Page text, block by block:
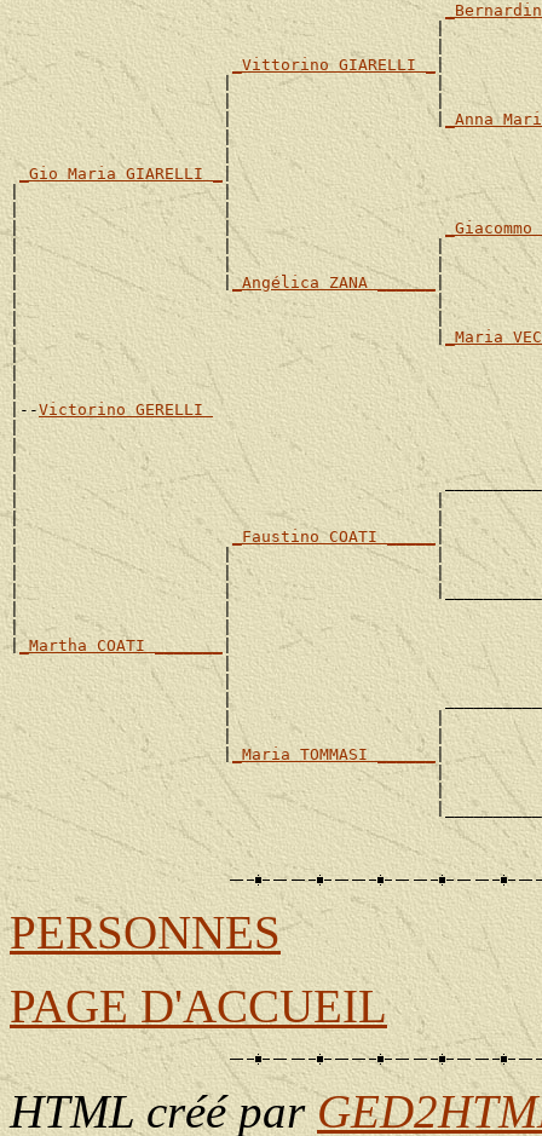
|
_Vittorino GIARELLI _ |
|                     |
|
                      |                     |
_Anna
|
|
_Gio Maria GIARELLI _|
|                     |
|                     |
|                     |
|                     |                     |
|                     |                     |
|                     |
_Angélica ZANA ______
|                                           |
|                                           |
|                                           |
_Maria
|
|
|
|--Victorino GERELLI
|
|
|
|
|                                           |
|                                           |
|
_Faustino COATI _____ |
|                     |                     |
|                     |                     |
|                     |
|                     |
|                     |
|_Martha COATI _______ |
|
|
|
|                     |
|                     |
                      |
_Maria TOMMASI ______|
|
|
PERSONNES
PAGE D'ACCUEIL
HTML créé par